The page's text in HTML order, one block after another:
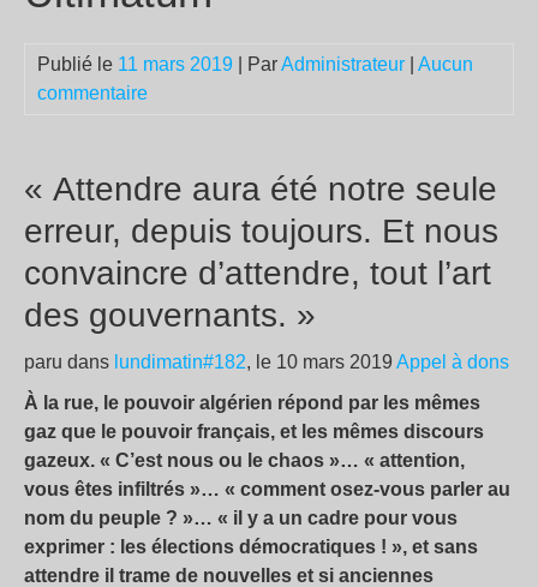
Publié le 11 mars 2019 | ParAdministrateur
Aucun
commentaire
« Attendre aura été notre seule
erreur, depuis toujours. Et nous
convaincre d’attendre, tout l’art
des gouvernants. »
paru dans lundimatin#182, le 10 mars 2019 Appel à dons
À la rue, le pouvoir algérien répond par les mêmes
gaz que le pouvoir français, et les mêmes discours
gazeux. « C’est nous ou le chaos »… « attention,
vous êtes infiltrés »… « comment osez-vous parler au
nom du peuple ? »… « il y a un cadre pour vous
exprimer : les élections démocratiques ! », et sans
attendre il trame de nouvelles et si anciennes